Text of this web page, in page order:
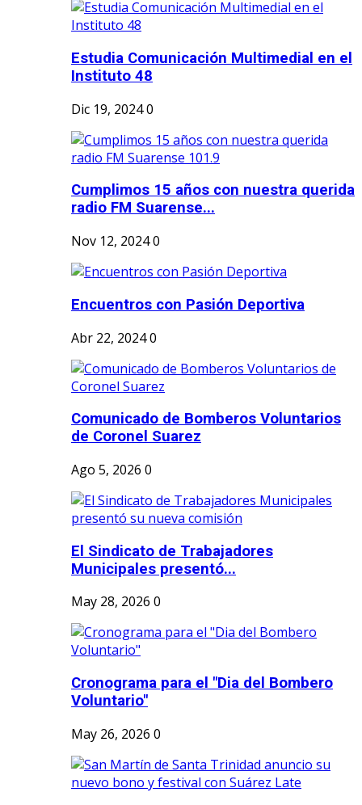
Estudia Comunicación Multimedial en el
Instituto 48
Dic 19, 20240
Cumplimos 15 años con nuestra querida
radio FM Suarense...
Nov 12, 20240
Encuentros con Pasión Deportiva
Abr 22, 20240
Comunicado de Bomberos Voluntarios
de Coronel Suarez
Ago 5, 2026 0
El Sindicato de Trabajadores
Municipales presentó...
May 28, 2026 0
Cronograma para el "Dia del Bombero
Voluntario"
May 26, 2026 0